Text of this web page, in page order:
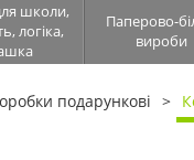
школи,
логіка,
Паперово-
вироби
подарункові